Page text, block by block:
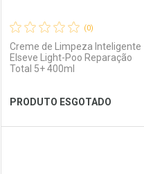
Ver Desconto Convênio
(0)
Creme de Limpeza Inteligente
Elseve Light-Poo Reparação
Total 5+ 400ml
PRODUTO ESGOTADO